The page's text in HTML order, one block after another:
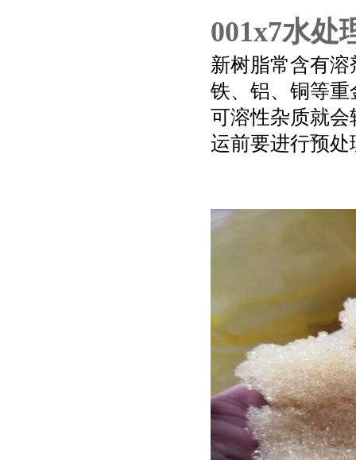
001x7水处
新树脂常含有
铁、铝、铜等
可溶性杂质就
运前要进行预处